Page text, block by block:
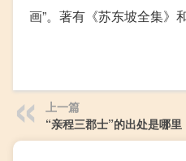
画”。著有《苏东坡全集》
上一篇
“亲程三郡士”的出处是哪里